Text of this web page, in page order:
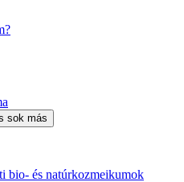
bio- és natúrkozmeikumok